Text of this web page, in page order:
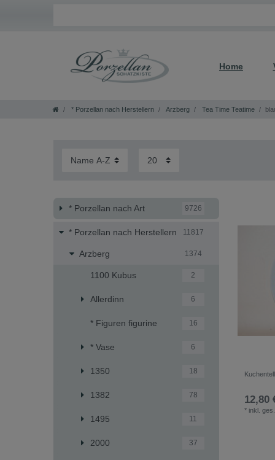
Home
* Porzellan nach Herstellern Arzberg Tea Time Teatime
* Porzellan nach Art 9726
* Porzellan nach Herstellern 11817
Arzberg 1374
1100 Kubus 2
Allerdinn 6
* Figuren figurine 16
* Vase 6
1350 18
1382 78
1495 11
2000 37
12,80
* inkl.